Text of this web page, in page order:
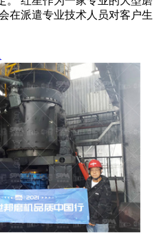
在派遣专业技术人员对客户生